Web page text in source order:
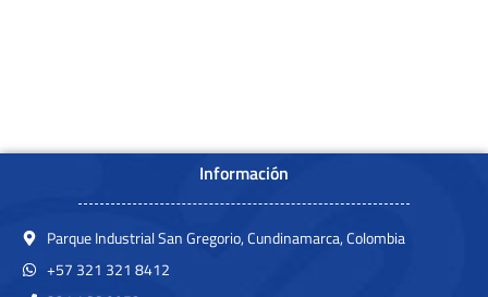
Información
Parque Industrial San Gregorio, Cundinamarca, Colombia
+57 321 321 8412